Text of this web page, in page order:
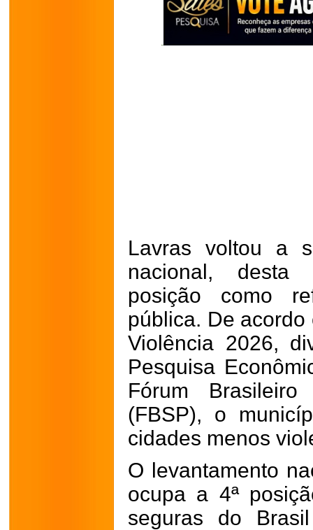
Lavras voltou a
nacional, desta
posição como
pública. De
Violência 2026,
Pesquisa
Fórum
(FBSP), o
cidades menos
O levantamento
ocupa a 4ª
seguras do